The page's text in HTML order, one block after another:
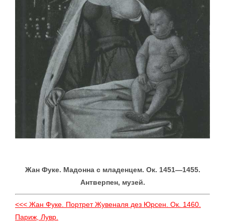
Жан Фуке. Мадонна с младенцем. Ок. 1451—1455.
Антверпен, музей.
<<< Жан Фуке. Портрет Жувеналя дез Юрсен. Ок. 1460.
Париж, Лувр.